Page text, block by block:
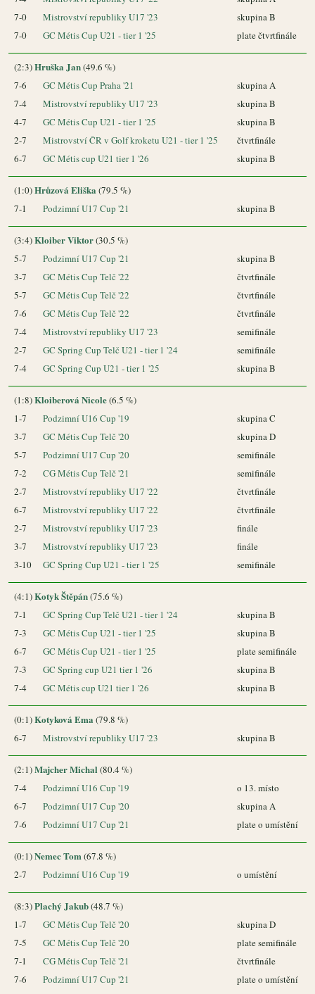
7-0
Mistrovství republiky U17 '23
skupina B
7-0
GC Métis Cup U21 - tier 1 '25 plate čtvrtfinále
(2:3)Hruška Jan(49.6 %)
7-6
GC Métis Cup Praha '21
skupina A
7-4
Mistrovství republiky U17 '23
skupina B
4-7
GC Métis Cup U21 - tier 1 '25
skupina B
2-7
Mistrovství ČR v Golf kroketu U21 - tier 1 '25
čtvrtfinále
6-7
GC Métis cup U21 tier 1 '26 skupina B
(1:0)Hrůzová Eliška (79.5 %)
7-1
Podzimní U17 Cup '21 skupina B
(3:4)Kloiber Viktor(30.5 %)
5-7
Podzimní U17 Cup '21
skupina B
3-7
GC Métis Cup Telč '22
čtvrtfinále
5-7
GC Métis Cup Telč '22
čtvrtfinále
7-6
GC Métis Cup Telč '22
čtvrtfinále
7-4
Mistrovství republiky U17 '23
semifinále
2-7
GC Spring Cup Telč U21 - tier 1 '24
semifinále
7-4
GC Spring Cup U21 - tier 1 '25 skupina B
(1:8)Kloiberová Nicole(6.5 %)
1-7
Podzimní U16 Cup '19
skupina C
3-7
GC Métis Cup Telč '20
skupina D
5-7
Podzimní U17 Cup '20
semifinále
7-2
CG Métis Cup Telč '21
semifinále
2-7
Mistrovství republiky U17 '22
čtvrtfinále
6-7
Mistrovství republiky U17 '22
čtvrtfinále
2-7
Mistrovství republiky U17 '23
finále
3-7
Mistrovství republiky U17 '23
finále
3-10
GC Spring Cup U21 - tier 1 '25 semifinále
(4:1)Kotyk Štěpán(75.6 %)
7-1
GC Spring Cup Telč U21 - tier 1 '24
skupina B
7-3
GC Métis Cup U21 - tier 1 '25
skupina B
6-7
GC Métis Cup U21 - tier 1 '25
plate semifinále
7-3
GC Spring cup U21 tier 1 '26
skupina B
7-4
GC Métis cup U21 tier 1 '26 skupina B
(0:1)Kotyková Ema (79.8 %)
6-7
Mistrovství republiky U17 '23 skupina B
(2:1)Majcher Michal (80.4 %)
7-4
Podzimní U16 Cup '19
o 13. místo
6-7
Podzimní U17 Cup '20
skupina A
7-6
Podzimní U17 Cup '21 plate o umístění
(0:1)Nemec Tom (67.8 %)
2-7
Podzimní U16 Cup '19 o umístění
(8:3)Plachý Jakub(48.7 %)
1-7
GC Métis Cup Telč '20
skupina D
7-5
GC Métis Cup Telč '20
plate semifinále
7-1
CG Métis Cup Telč '21
čtvrtfinále
7-6
Podzimní U17 Cup '21
plate o umístění